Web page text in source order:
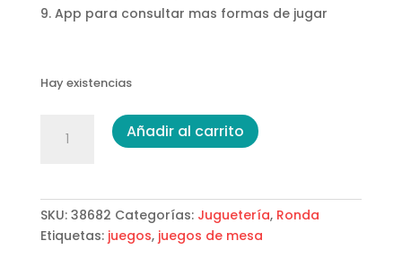
App para consultar mas formas de jugar
Hay existencias
Genios
Ronda
cantidad
Añadir al carrito
SKU: 38682 Categorías: Juguetería, Ronda
Etiquetas: juegos, juegos de mesa